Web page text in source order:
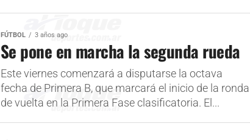
FÚTBOL 3 años ago
Se pone en marcha la segunda rueda
Este viernes comenzará a disputarse la octava
fecha de Primera B, que marcará el inicio de la ronda
de vuelta en la Primera Fase clasificatoria. El...